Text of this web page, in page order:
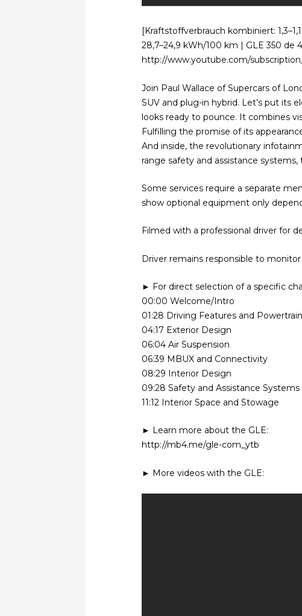
[Kraftstoffverbrauch kombiniert:
28,7–24,9 kWh/100 km | GLE 350 de
http://www.youtube.com/
Join Paul Wallace of Supercars of
SUV and plug-in hybrid. Let’s put its
looks ready to pounce. It combines
Fulfilling the promise of its
And inside, the revolutionary
range safety and assistance
Some services require a separate
show optional equipment only
Filmed with a professional driver for
Driver remains responsible to
► For direct selection of a specific
00:00 Welcome/Intro
01:28 Driving Features and Powertrain
04:17 Exterior Design
06:04 Air Suspension
06:39 MBUX and Connectivity
08:29 Interior Design
09:28 Safety and Assistance Systems
11:12 Interior Space and Stowage
► Learn more about the GLE:
http://mb4.me/gle-com_ytb
► More videos with the GLE: